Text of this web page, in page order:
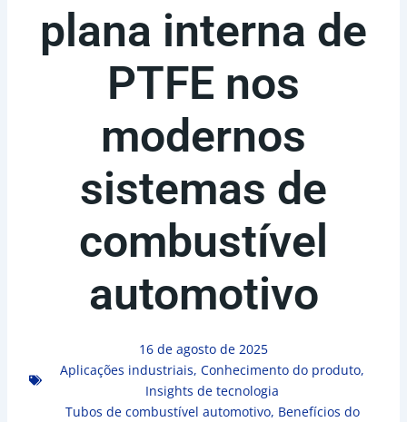
plana interna de
PTFE nos
modernos
sistemas de
combustível
automotivo
16 de agosto de 2025
Aplicações industriais, Conhecimento do produto,
Insights de tecnologia
Tubos de combustível automotivo, Benefícios do